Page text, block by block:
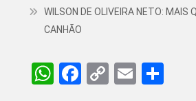
WILSON DE OLIVEIRA NETO: MAIS
CANHÃO
WhatsApp
Facebook
CopyEmail